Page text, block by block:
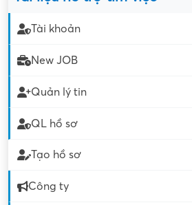
Tài khoản
New JOB
Quản lý tin
QL hồ sơ
Tạo hồ sơ
Công ty